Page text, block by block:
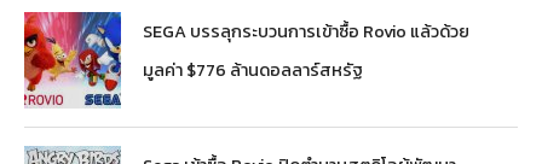
SEGA บรรลุกระบวนการเข้าซื้อ Rovio แล้วด้วย
มูลค่า $776 ล้านดอลลาร์สหรัฐ